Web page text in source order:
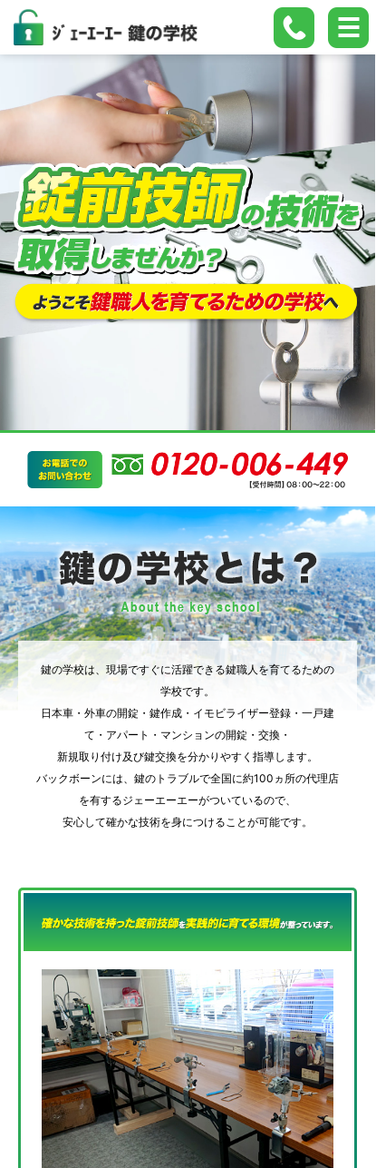
鍵の学校は、現場ですぐに活躍できる鍵職人を育てるための
学校です。
日本車・外車の開錠・鍵作成・イモビライザー登録・一戸建
て・アパート・マンションの開錠・交換・
新規取り付け及び鍵交換を分かりやすく指導します。
バックボーンには、鍵のトラブルで全国に約100ヵ所の代理店
を有するジェーエーエーがついているので、
安心して確かな技術を身につけることが可能です。